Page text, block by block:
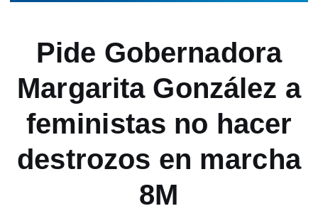
Pide Gobernadora
Margarita González a
feministas no hacer
destrozos en marcha
8M